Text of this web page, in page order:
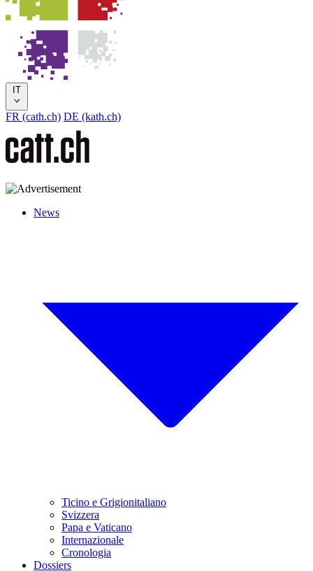
IT
FR (cath.ch) DE (kath.ch)
News
Ticino e Grigionitaliano
Svizzera
Papa e Vaticano
Internazionale
Cronologia
Dossiers